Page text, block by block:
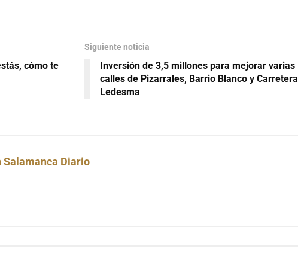
cómo te
Siguiente noticia
Inversión de 3,5 millones para mejorar varias
calles de Pizarrales, Barrio Blanco y Carretera
Ledesma
Salamanca Diario